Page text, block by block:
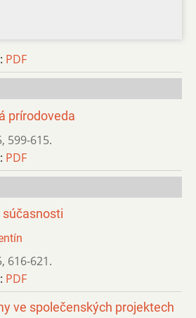
PDF
prírodoveda
, 599-615.
PDF
súčasnosti
, 616-621.
PDF
ve společenských projektech